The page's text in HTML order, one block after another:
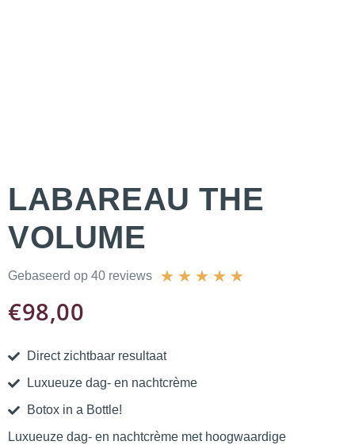
LABAREAU THE
VOLUME
Gebaseerd op 40 reviews ★ ★ ★ ★ ★
€98,00
Direct zichtbaar resultaat
Luxueuze dag- en nachtcrème
Botox in a Bottle!
Luxueuze dag- en nachtcrème met hoogwaardige